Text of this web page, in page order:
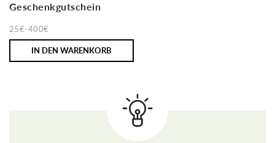
Geschenkgutschein
25€-400€
IN DEN WARENKORB